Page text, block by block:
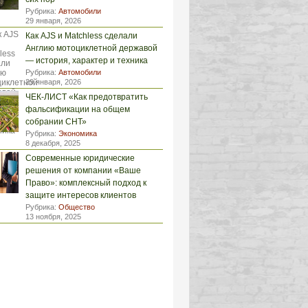
Рубрика: Автомобили
29 января, 2026
Как AJS и Matchless сделали
Англию мотоциклетной державой
— история, характер и техника
Рубрика: Автомобили
29 января, 2026
ЧЕК-ЛИСТ «Как предотвратить
фальсификации на общем
собрании СНТ»
Рубрика: Экономика
8 декабря, 2025
Современные юридические
решения от компании «Ваше
Право»: комплексный подход к
защите интересов клиентов
Рубрика: Общество
13 ноября, 2025